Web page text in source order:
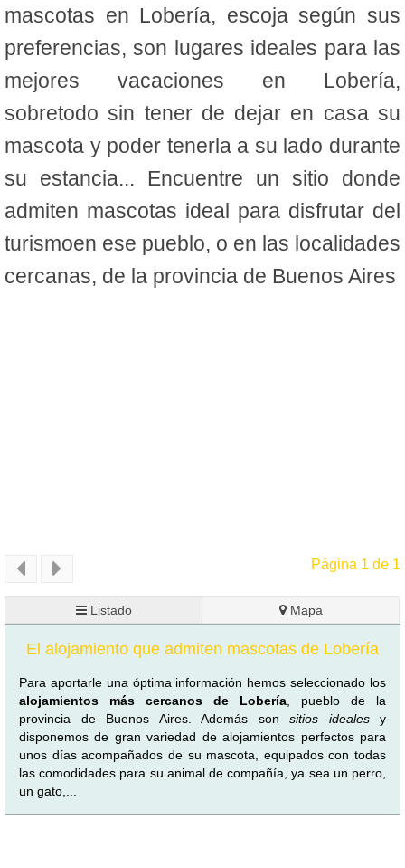
mascotas en Lobería, escoja según sus
preferencias, son lugares ideales para las
mejores vacaciones en Lobería,
sobretodo sin tener de dejar en casa su
mascota y poder tenerla a su lado durante
su estancia... Encuentre un sitio donde
admiten mascotas ideal para disfrutar del
turismoen ese pueblo, o en las localidades
cercanas, de la provincia de Buenos Aires
Página 1 de 1
Listado Mapa
El alojamiento que admiten mascotas de Lobería
Para aportarle una óptima información hemos seleccionado los
alojamientos más cercanos de Lobería , pueblo de la
provincia de Buenos Aires. Además son sitios ideales y
disponemos de gran variedad de alojamientos perfectos para
unos días acompañados de su mascota, equipados con todas
las comodidades para su animal de compañía, ya sea un perro,
un gato,...